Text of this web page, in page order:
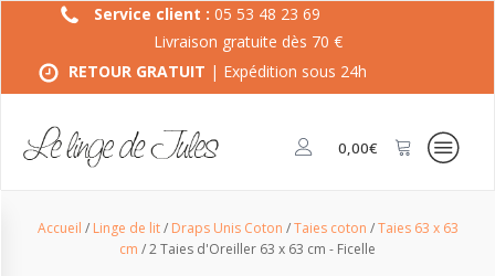
Service client : 05 53 48 23 69
Livraison gratuite dès 70 €
RETOUR GRATUIT | Expédition sous 24h
0,00€
Accueil / Linge de lit/ Draps Unis Coton /Taies coton /Taies 63 x 63
cm / 2 Taies d'Oreiller 63 x 63 cm - Ficelle